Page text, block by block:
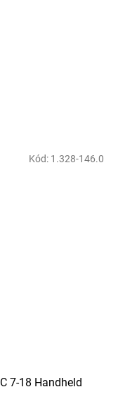
7-18 Handheld
Kód: 1.328-146.0